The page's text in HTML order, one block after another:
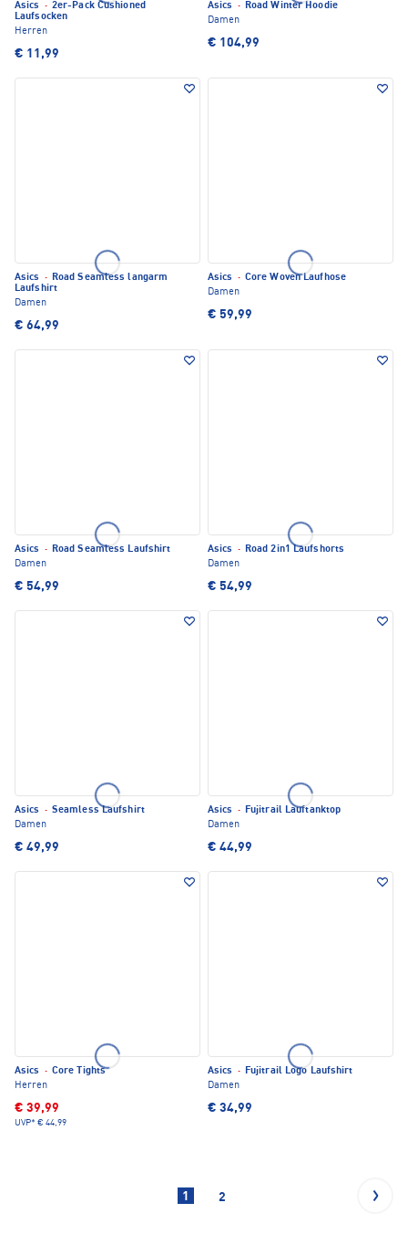
Asics · 2er-Pack Cushioned
Laufsocken
Herren
€ 11,99
Asics · Road Winter Hoodie
Damen
€ 104,99
Asics · Road Seamless langarm
Laufshirt
Damen
€ 64,99
Asics · Core Woven Laufhose
Damen
€ 59,99
Asics · Road Seamless Laufshirt
Damen
€ 54,99
Asics · Road 2in1 Laufshorts
Damen
€ 54,99
Asics · Seamless Laufshirt
Damen
€ 49,99
Asics · Fujitrail Lauftanktop
Damen
€ 44,99
Asics · Core Tights
Herren
€ 39,99
UVP* € 44,99
Asics · Fujitrail Logo Laufshirt
Damen
€ 34,99
1 2